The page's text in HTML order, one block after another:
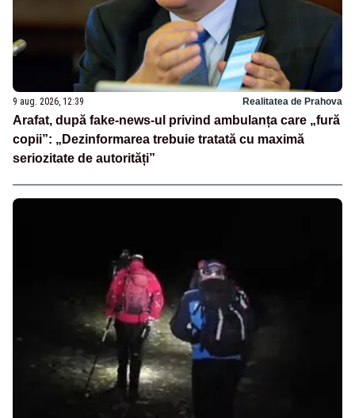
9 aug. 2026, 12:39 Realitatea de Prahova
Arafat, după fake-news-ul privind ambulanța care „fură
copii”: „Dezinformarea trebuie tratată cu maximă
seriozitate de autorități”